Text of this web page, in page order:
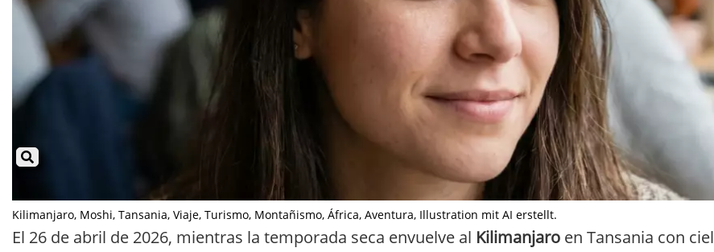
Kilimanjaro, Moshi, Tansania, Viaje, Turismo, Montañismo, África, Aventura, Illustration mit AI erstellt.
El 26 de abril de 2026, mientras la temporada seca envuelve al Kilimanjaro en Tansania con